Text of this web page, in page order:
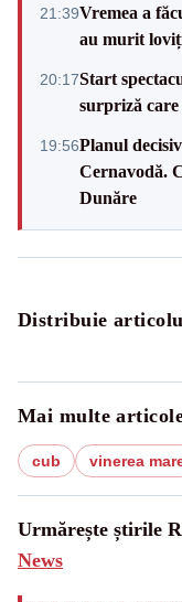
21:39Vremea a
au murit
20:17Start
surpriză care
19:56Planul
Cernavodă.
Dunăre
Distribuie
Mai multe
cub vinerea
Urmărește știrile
News